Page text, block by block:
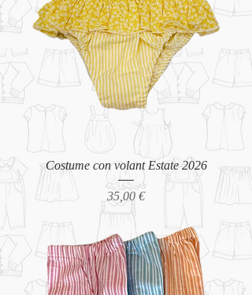
Costume con volant Estate 2026
Prezzo
35,00 €